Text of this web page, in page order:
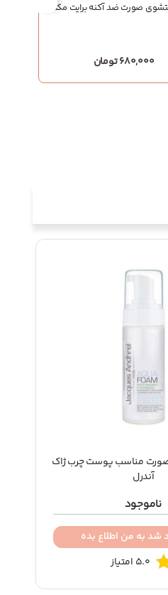
صورت ضد آکنه برایت مکس
680,000 تومان
مناسب پوست چرب ژاک
آندرل
ناموجود
شد به من اطلاع بده
5.0 امتیاز